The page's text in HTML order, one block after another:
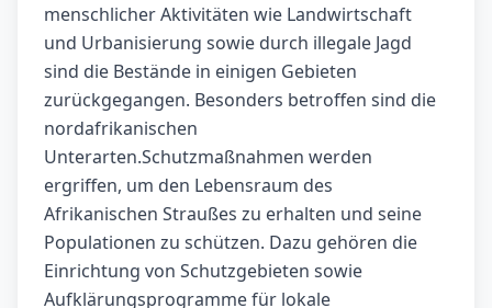
menschlicher Aktivitäten wie Landwirtschaft
und Urbanisierung sowie durch illegale Jagd
sind die Bestände in einigen Gebieten
zurückgegangen. Besonders betroffen sind die
nordafrikanischen
Unterarten.Schutzmaßnahmen werden
ergriffen, um den Lebensraum des
Afrikanischen Straußes zu erhalten und seine
Populationen zu schützen. Dazu gehören die
Einrichtung von Schutzgebieten sowie
Aufklärungsprogramme für lokale